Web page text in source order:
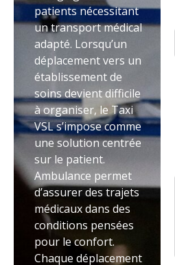
patients nécessitant
un transport médical
adapté. Lorsqu’un
déplacement vers un
établissement de
soins devient difficile
à organiser, le Taxi
VSL s’impose comme
une solution centrée
sur le patient.
Ambulance permet
d’assurer des trajets
médicaux dans des
conditions pensées
pour le confort.
Chaque déplacement